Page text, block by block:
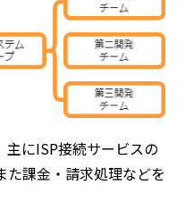
にISP接続サービスの
た課金・請求処理などを